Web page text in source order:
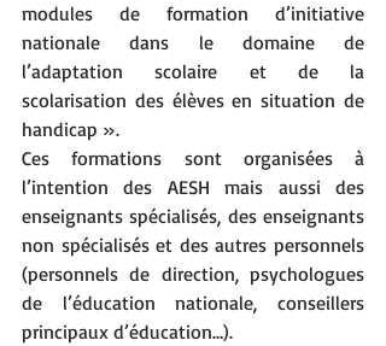
modules de formation d’initiative
nationale dans le domaine de
l’adaptation scolaire et de la
scolarisation des élèves en situation de
handicap ».
Ces formations sont organisées à
l’intention des AESH mais aussi des
enseignants spécialisés, des enseignants
non spécialisés et des autres personnels
(personnels de direction, psychologues
de l’éducation nationale, conseillers
principaux d’éducation…).